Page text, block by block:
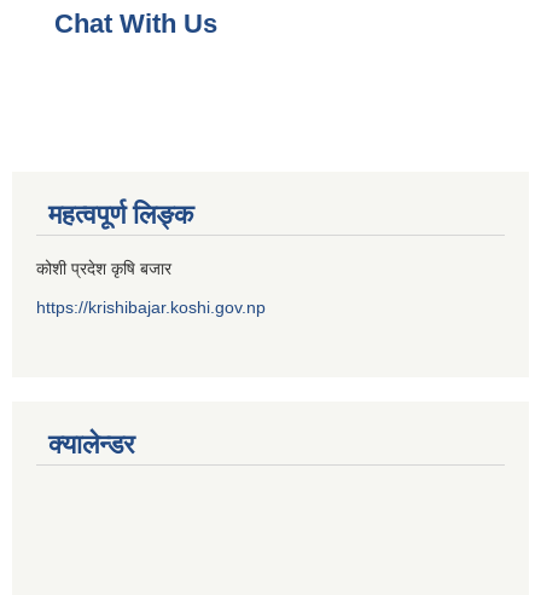
Chat With Us
महत्वपूर्ण लिङ्क
कोशी प्रदेश कृषि बजार
https://krishibajar.koshi.gov.np
क्यालेन्डर